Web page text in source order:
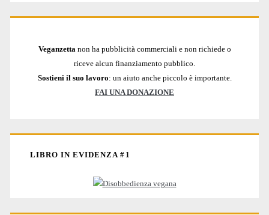
Veganzetta non ha pubblicità commerciali e non richiede o
riceve alcun finanziamento pubblico.
Sostieni il suo lavoro: un aiuto anche piccolo è importante.
FAI UNA DONAZIONE
LIBRO IN EVIDENZA #1